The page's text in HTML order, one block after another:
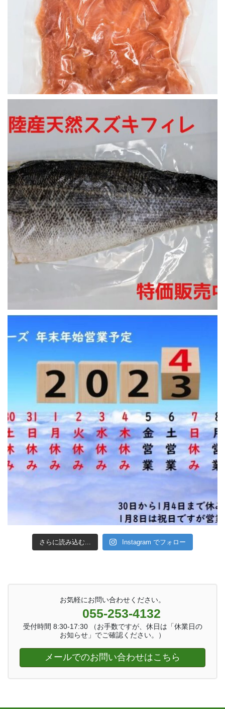
さらに読み込む... Instagram でフォロー
お気軽にお問い合わせください。
055-253-4132
受付時間 8:30-17:30 （お手数ですが、休日は「休業日の
お知らせ」でご確認ください。）
メールでのお問い合わせはこちら